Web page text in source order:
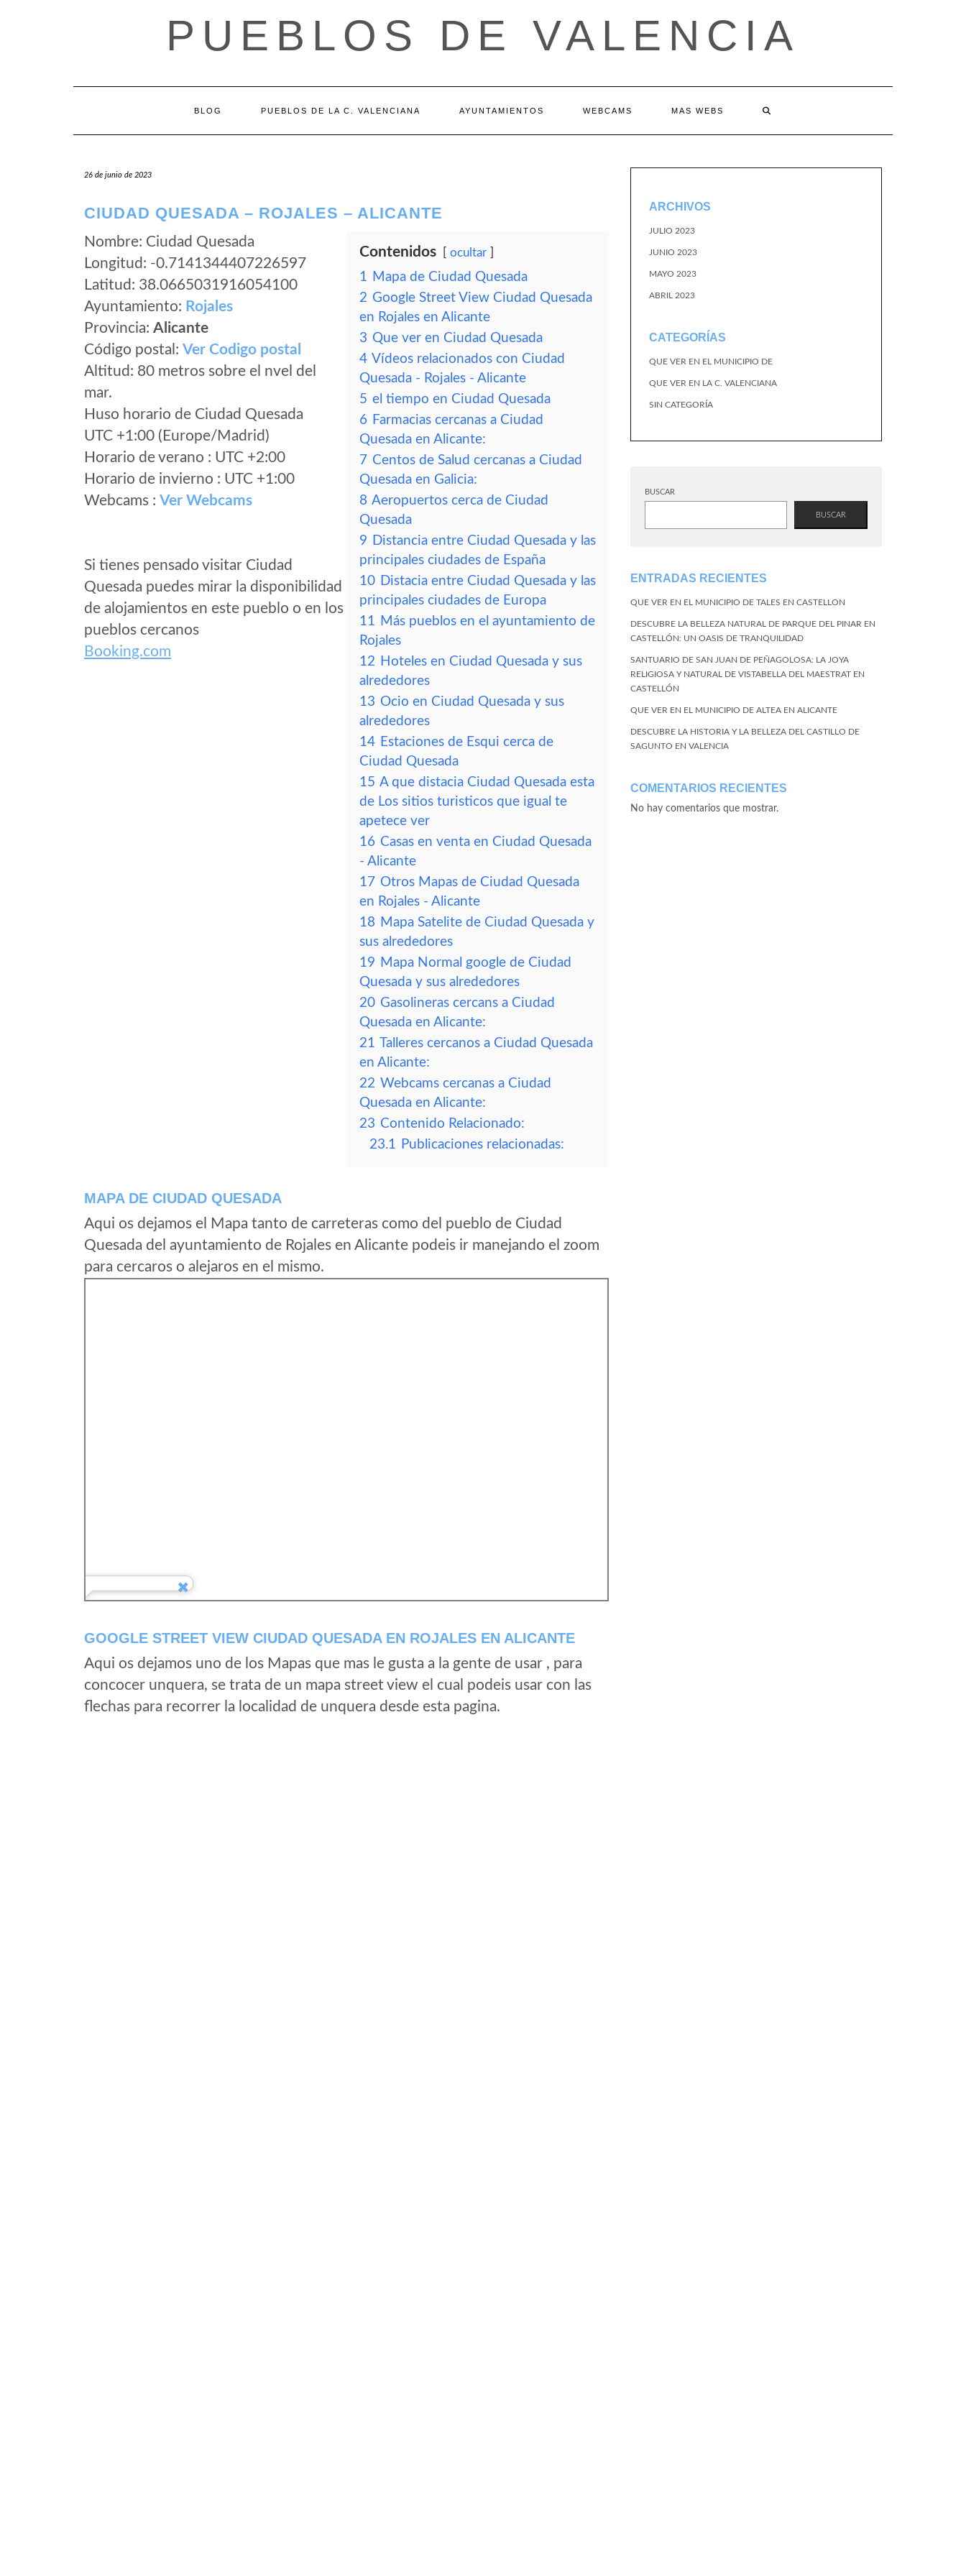
PUEBLOS DE VALENCIA
BLOG PUEBLOS DE LA C. VALENCIANA AYUNTAMIENTOS WEBCAMS MAS WEBS
26 de junio de 2023
CIUDAD QUESADA – ROJALES – ALICANTE
Nombre: Ciudad Quesada
Longitud: -0.7141344407226597
Latitud: 38.0665031916054100
Ayuntamiento: Rojales
Provincia: Alicante
Código postal: Ver Codigo postal
Altitud: 80 metros sobre el nvel del
mar.
Huso horario de Ciudad Quesada
UTC +1:00 (Europe/Madrid)
Horario de verano : UTC +2:00
Horario de invierno : UTC +1:00
Webcams : Ver Webcams
Si tienes pensado visitar Ciudad
Quesada puedes mirar la disponibilidad
de alojamientos en este pueblo o en los
pueblos cercanos
Booking.com
Contenidos ocultar
1 Mapa de Ciudad Quesada
2 Google Street View Ciudad Quesada
en Rojales en Alicante
3 Que ver en Ciudad Quesada
4 Vídeos relacionados con Ciudad
Quesada - Rojales - Alicante
5 el tiempo en Ciudad Quesada
6 Farmacias cercanas a Ciudad
Quesada en Alicante:
7 Centos de Salud cercanas a Ciudad
Quesada en Galicia:
8 Aeropuertos cerca de Ciudad
Quesada
9 Distancia entre Ciudad Quesada y las
principales ciudades de España
10 Distacia entre Ciudad Quesada y las
principales ciudades de Europa
11 Más pueblos en el ayuntamiento de
Rojales
12 Hoteles en Ciudad Quesada y sus
alrededores
13 Ocio en Ciudad Quesada y sus
alrededores
14 Estaciones de Esqui cerca de
Ciudad Quesada
15 A que distacia Ciudad Quesada esta
de Los sitios turisticos que igual te
apetece ver
16 Casas en venta en Ciudad Quesada
- Alicante
17 Otros Mapas de Ciudad Quesada
en Rojales - Alicante
18 Mapa Satelite de Ciudad Quesada y
sus alrededores
19 Mapa Normal google de Ciudad
Quesada y sus alrededores
20 Gasolineras cercans a Ciudad
Quesada en Alicante:
21 Talleres cercanos a Ciudad Quesada
en Alicante:
22 Webcams cercanas a Ciudad
Quesada en Alicante:
23 Contenido Relacionado:
23.1 Publicaciones relacionadas:
MAPA DE CIUDAD QUESADA
Aqui os dejamos el Mapa tanto de carreteras como del pueblo de Ciudad
Quesada del ayuntamiento de Rojales en Alicante podeis ir manejando el zoom
para cercaros o alejaros en el mismo.
GOOGLE STREET VIEW CIUDAD QUESADA EN ROJALES EN ALICANTE
Aqui os dejamos uno de los Mapas que mas le gusta a la gente de usar , para
concocer unquera, se trata de un mapa street view el cual podeis usar con las
flechas para recorrer la localidad de unquera desde esta pagina.
ARCHIVOS
JULIO 2023
JUNIO 2023
MAYO 2023
ABRIL 2023
CATEGORÍAS
QUE VER EN EL MUNICIPIO DE
QUE VER EN LA C. VALENCIANA
SIN CATEGORÍA
BUSCAR
BUSCAR
ENTRADAS RECIENTES
QUE VER EN EL MUNICIPIO DE TALES EN CASTELLON
DESCUBRE LA BELLEZA NATURAL DE PARQUE DEL PINAR EN
CASTELLÓN: UN OASIS DE TRANQUILIDAD
SANTUARIO DE SAN JUAN DE PEÑAGOLOSA: LA JOYA
RELIGIOSA Y NATURAL DE VISTABELLA DEL MAESTRAT EN
CASTELLÓN
QUE VER EN EL MUNICIPIO DE ALTEA EN ALICANTE
DESCUBRE LA HISTORIA Y LA BELLEZA DEL CASTILLO DE
SAGUNTO EN VALENCIA
COMENTARIOS RECIENTES
No hay comentarios que mostrar.